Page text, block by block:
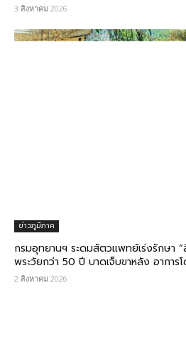
3 สิงหาคม 2026
ข่าวภูมิภาค
กรมอุทยานฯ ระดมสัตวแพทย์เร่งรักษา
พระวัยกว่า 50 ปี บาดเจ็บขาหลัง อาการ
2 สิงหาคม 2026